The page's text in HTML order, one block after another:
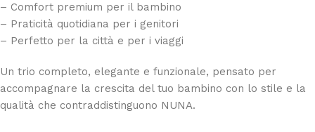
– Comfort premium per il bambino
– Praticità quotidiana per i genitori
– Perfetto per la città e per i viaggi
Un trio completo, elegante e funzionale, pensato per
accompagnare la crescita del tuo bambino con lo stile e la
qualità che contraddistinguono NUNA.